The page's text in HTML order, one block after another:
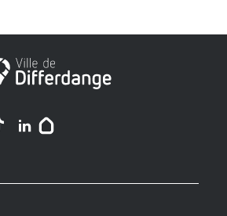
of Differdange
sur Instagram